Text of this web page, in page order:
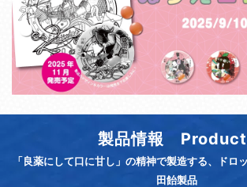
製品情報
「良薬にして口に甘し」の精神で製造する、ドロ
田飴製品